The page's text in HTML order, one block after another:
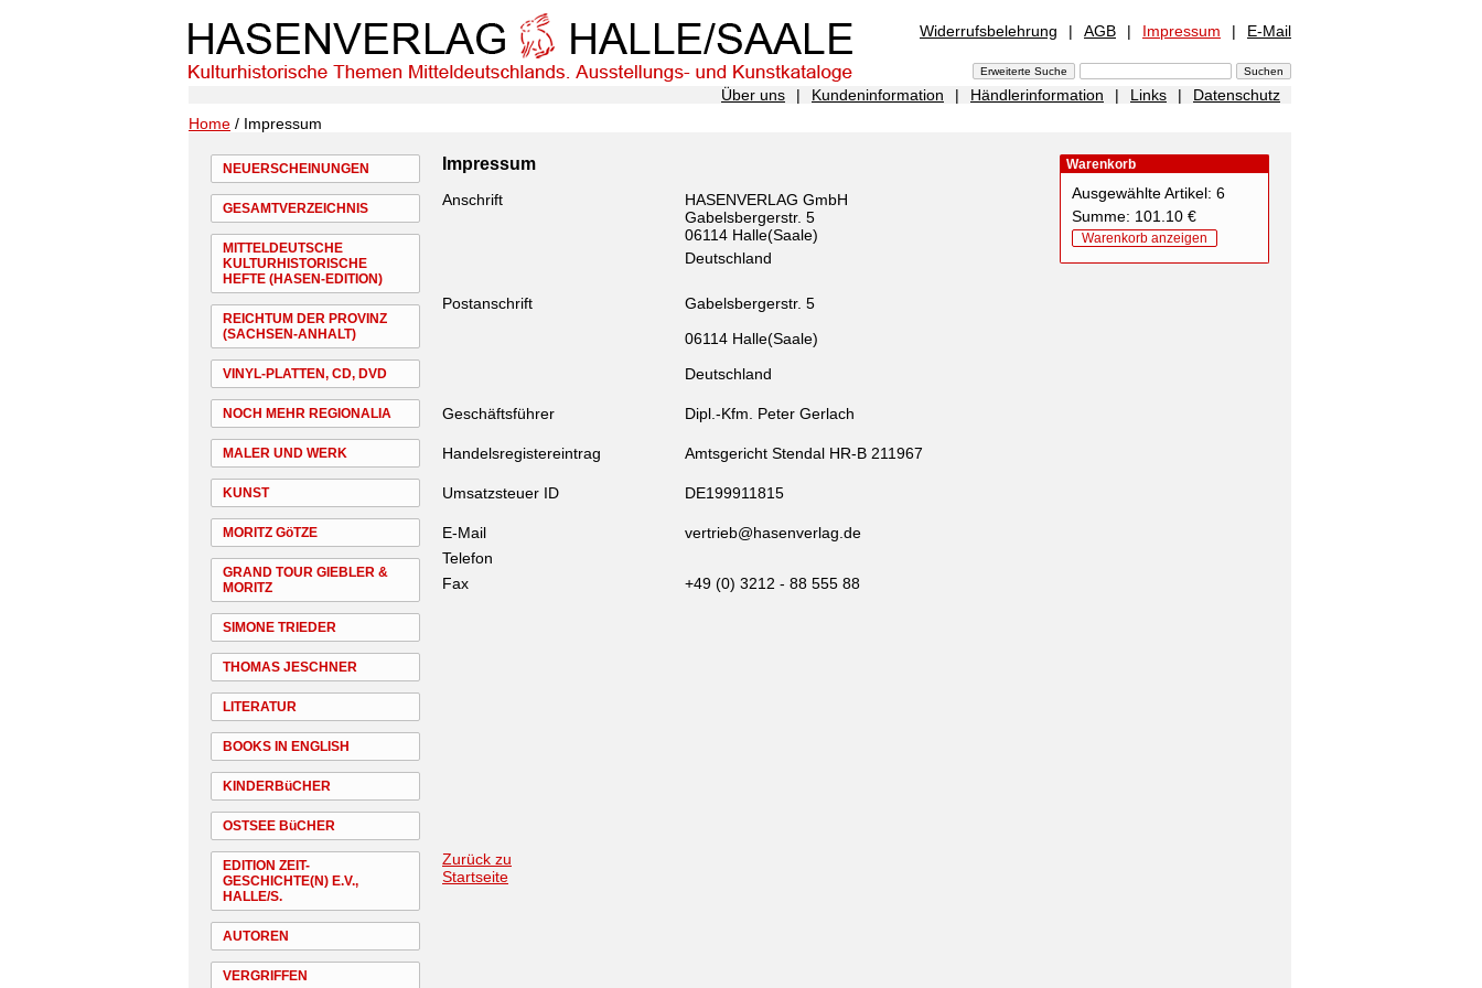
Widerrufsbelehrung | AGB | Impressum | E-Mail
Über uns | Kundeninformation | Händlerinformation | Links |
Datenschutz
Home / Impressum
NEUERSCHEINUNGEN
GESAMTVERZEICHNIS
MITTELDEUTSCHE
KULTURHISTORISCHE
HEFTE (HASEN-EDITION)
REICHTUM DER PROVINZ
(SACHSEN-ANHALT)
VINYL-PLATTEN, CD, DVD
NOCH MEHR REGIONALIA
MALER UND WERK
KUNST
MORITZ GöTZE
GRAND TOUR GIEBLER &
MORITZ
SIMONE TRIEDER
THOMAS JESCHNER
LITERATUR
BOOKS IN ENGLISH
KINDERBüCHER
OSTSEE BüCHER
EDITION ZEIT-
GESCHICHTE(N) E.V.,
HALLE/S.
AUTOREN
VERGRIFFEN
Impressum
Anschrift
HASENVERLAG GmbH
Gabelsbergerstr. 5
06114 Halle(Saale)
Deutschland
Postanschrift
Gabelsbergerstr. 5
06114 Halle(Saale)
Deutschland
Geschäftsführer Dipl.-Kfm. Peter Gerlach
Handelsregistereintrag Amtsgericht Stendal HR-B 211967
Umsatzsteuer ID DE199911815
E-Mail
vertrieb@hasenverlag.de
Telefon
Fax
+49 (0) 3212 - 88 555 88
Zurück zu
Startseite
Warenkorb
Ausgewählte Artikel: 6
Summe: 101.10 €
Warenkorb anzeigen